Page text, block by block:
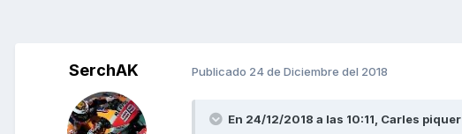
SerchAK Publicado 24 de Diciembre del 2018
En 24/12/2018 a las 10:11, Carles piquer